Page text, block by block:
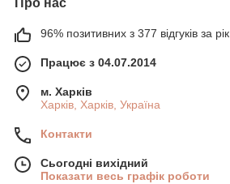
Про нас
96% позитивних з 377 відгуків за рік
Працює з 04.07.2014
м. Харків
Харків, Харків, Україна
Контакти
Сьогодні вихідний
Показати весь графік роботи